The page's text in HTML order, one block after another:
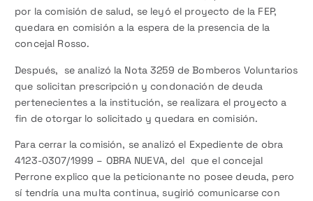
por la comisión de salud, se leyó el proyecto de la FEP,
quedara en comisión a la espera de la presencia de la
concejal Rosso.
Después, se analizó la Nota 3259 de Bomberos Voluntarios
que solicitan prescripción y condonación de deuda
pertenecientes a la institución, se realizara el proyecto a
fin de otorgar lo solicitado y quedara en comisión.
Para cerrar la comisión, se analizó el Expediente de obra
4123-0307/1999 – OBRA NUEVA, del que el concejal
Perrone explico que la peticionante no posee deuda, pero
sí tendría una multa continua, sugirió comunicarse con